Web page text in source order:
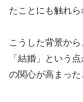
たことにも触れら
こうした背景から
「結婚」という
の関心が高まった